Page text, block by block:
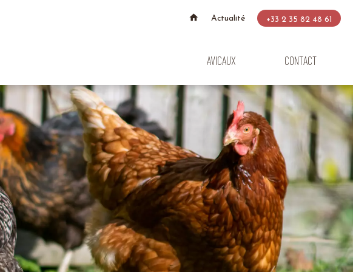
Actualité +33 2 35 82 48 61
AVICAUX CONTACT